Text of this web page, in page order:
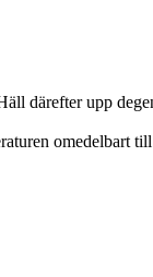
därefter upp